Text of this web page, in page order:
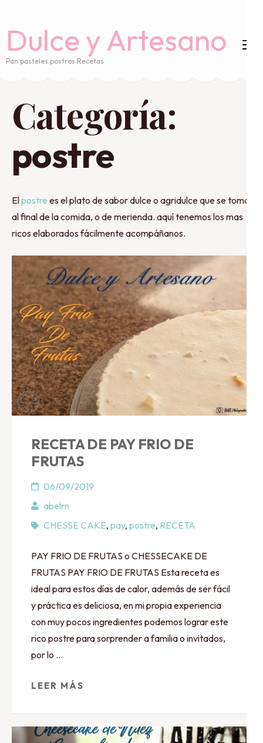
contenido
(presiona
Intro)
Dulce y Artesano
Pan pasteles postres Recetas
Categoría:
postre
Elpostre es el plato de sabor dulce o agridulce que se toma
al final de la comida, o de merienda. aquí tenemos los mas
ricos elaborados fácilmente acompáñanos.
RECETA DE PAY FRIO DE
FRUTAS
06/09/2019
abelrn
CHESSE CAKE, pay, postre, RECETA
PAY FRIO DE FRUTAS o CHESSECAKE DE
FRUTAS PAY FRIO DE FRUTAS Esta receta es
ideal para estos días de calor, además de ser fácil
y práctica es deliciosa, en mi propia experiencia
con muy pocos ingredientes podemos lograr este
rico postre para sorprender a familia o invitados,
por lo …
LEER MÁS